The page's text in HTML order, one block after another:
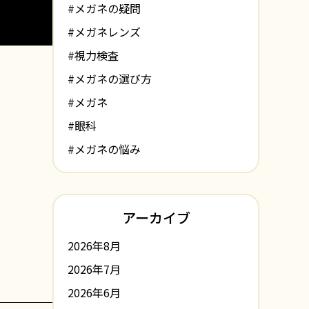
#メガネの疑問
#メガネレンズ
#視力検査
#メガネの選び方
#メガネ
#眼科
#メガネの悩み
アーカイブ
2026年8月
2026年7月
2026年6月